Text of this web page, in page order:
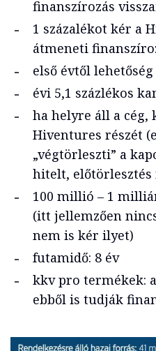
finanszírozás
1 százalékot kér a
átmeneti
első évtől
évi 5,1 százlékos
ha helyre áll a cég,
Hiventures részét
„végtörleszti” a
hitelt, előtörlesztés
100 millió – 1
(itt jellemzően
nem is kér ilyet)
futamidő: 8 év
kkv pro termékek:
ebből is tudják